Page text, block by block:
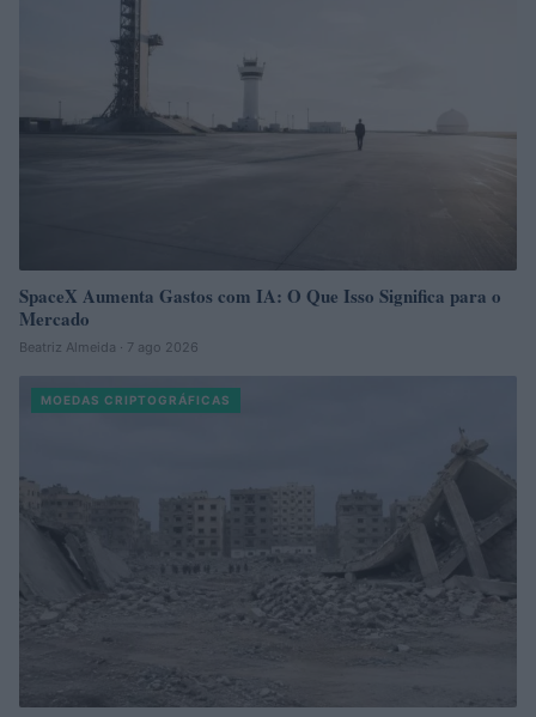
SpaceX Aumenta Gastos com IA: O Que Isso Significa para o
Mercado
Beatriz Almeida · 7 ago 2026
MOEDAS CRIPTOGRÁFICAS